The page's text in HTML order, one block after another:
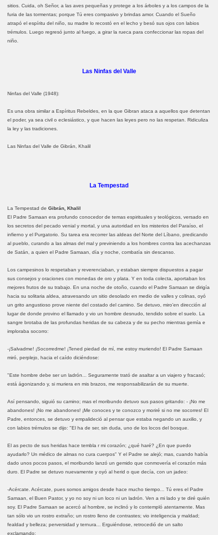
sitios. Cuida, oh Señor, a las aves pequeñas y protege a los árboles y a los campos de la
furia de las tormentas; porque Tú eres compasivo y brindas amor. Cuando el Sueño
atrapó el espíritu del niño, su madre lo recostó en el lecho y besó sus ojos con labios
trémulos. Luego regresó junto al fuego, a girar la rueca para confeccionar las ropas del
niño.
Las Ninfas del Valle
Ninfas del Valle (1948):
Es una obra similar a Espíritus Rebeldes, en la que Gibran ataca a aquellos que detentan
el poder, ya sea civil o eclesiástico, y que hacen las leyes pero no las respetan. Ridiculiza
la ley y las tradiciones.
Las Ninfas del Valle de Gibrán, Khalil
La Tempestad
La Tempestad de Gibrán, Khalil
El Padre Samaan era profundo conocedor de temas espirituales y teológicos, versado en
los secretos del pecado venial y mortal, y una autoridad en los misterios del Paraíso, el
infierno y el Purgatorio. Su tarea era recorrer las aldeas del Norte del Líbano, predicando
al pueblo, curando a las almas del mal y previniendo a los hombres contra las acechanzas
de Satán, a quien el Padre Samaan, día y noche, combatía sin descanso.
Los campesinos lo respetaban y reverenciaban, y estaban siempre dispuestos a pagar
sus consejos y oraciones con monedas de oro y plata. Y en toda colecta, aportaban los
mejores frutos de su trabajo. En una noche de otoño, cuando el Padre Samaan se dirigía
hacia su solitaria aldea, atravesando un sitio desolado en medio de valles y colinas, oyó
un grito angustioso prove niente del costado del camino. Se detuvo, miro'en dirección al
lugar de donde provino el llamado y vio un hombre desnudo, tendido sobre el suelo. La
sangre brotaba de las profundas heridas de su cabeza y de su pecho mientras gemía e
imploraba socorro:
-¡Salvadme! ¡Socorredme! ¡Tened piedad de mí, me estoy muriendo! El Padre Samaan
miró, perplejo, hacia el caído diciéndose:
"Este hombre debe ser un ladrón... Seguramente trató de asaltar a un viajero y fracasó;
está ágonizando y, si muriera en mis brazos, me responsabilizarán de su muerte.
Así pensando, siguió su camino; mas el moribundo detuvo sus pasos gritando: - ¡No me
abandones! ¡No me abandones! ¡Me conoces y te conozco y moriré si no me socorres! El
Padre, entonces, se detuvo y empalideció al pensar que estaba negando un auxilio, y
con labios trémulos se dijo: "El ha de ser, sin duda, uno de los locos del bosque.
El as pecto de sus heridas hace tembla r mi corazón; ¿qué haré? ¿En que puedo
ayudarlo? Un médico de almas no cura cuerpos" Y el Padre se alejó; mas, cuando había
dado unos pocos pasos, el moribundo lanzó un gemido que conmovería el corazón más
duro. El Padre se detuvo nuevamente y oyó al herid o que decía, con un jadeo:
-Acércate. Acércate, pues somos amigos desde hace mucho tiempo... Tú eres el Padre
Samaan, el Buen Pastor, y yo no soy ni un loco ni un ladrón. Ven a mi lado y te diré quién
soy. El Padre Samaan se acercó al hombre, se inclinó y lo contempló atentamente. Mas
tan sólo vio un rostro extraño; un rostro lleno de contrastes; vio inteligencia y maldad;
fealdad y belleza; perversidad y ternura... Erguiéndose, retrocedió de un salto
exclamando: